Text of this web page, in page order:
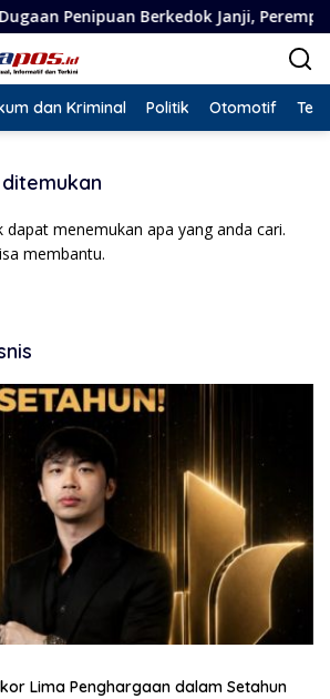
Berkedok Janji, Perempuan Asal
dan Kriminal Politik Otomotif
dapat menemukan apa yang anda cari.
membantu.
Lima Penghargaan dalam Setahun